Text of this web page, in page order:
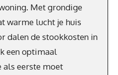
Met grondige
warme lucht je huis
dalen de stookkosten in
een optimaal
als eerste moet